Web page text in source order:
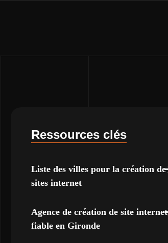
Ressources clés
Liste des villes pour la création de
sites internet
Agence de création de site internet
fiable en Gironde